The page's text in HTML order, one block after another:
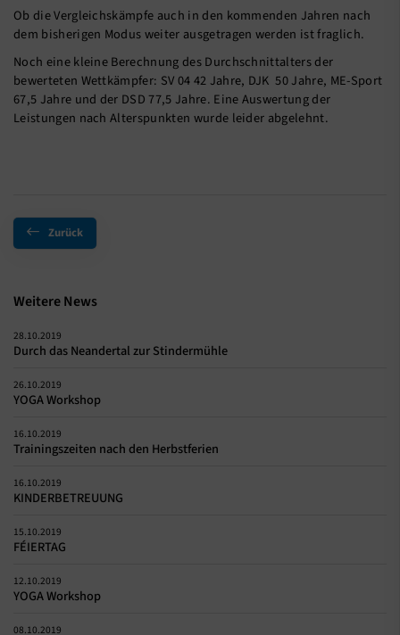
Ob die Vergleichskämpfe auch in den kommenden Jahren nach
dem bisherigen Modus weiter ausgetragen werden ist fraglich.
Noch eine kleine Berechnung des Durchschnittalters der
bewerteten Wettkämpfer: SV 04 42 Jahre, DJK 50 Jahre, ME-Sport
67,5 Jahre und der DSD 77,5 Jahre. Eine Auswertung der
Leistungen nach Alterspunkten wurde leider abgelehnt.
Zurück
Weitere News
28.10.2019
Durch das Neandertal zur Stindermühle
26.10.2019
YOGA Workshop
16.10.2019
Trainingszeiten nach den Herbstferien
16.10.2019
KINDERBETREUUNG
15.10.2019
FÉIERTAG
12.10.2019
YOGA Workshop
08.10.2019